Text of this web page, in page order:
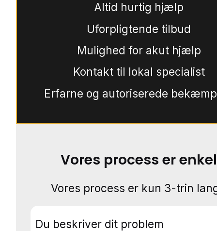
Altid hurtig hjælp
Uforpligtende tilbud
Mulighed for akut hjælp
Kontakt til lokal specialist
Erfarne og autoriserede
Vores process er enkel
Vores process er kun 3-trin
Du beskriver dit problem